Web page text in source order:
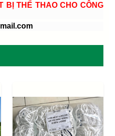
BỊ THỂ THAO CHO CÔNG